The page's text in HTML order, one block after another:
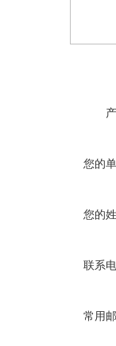
您的
您的
联系
常用